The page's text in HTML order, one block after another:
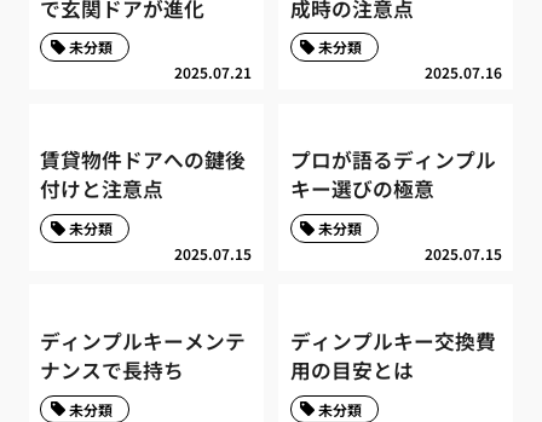
で玄関ドアが進化
2025.07.21
未分類
成時の注意点
2025.07.16
未分類
賃貸物件ドアへの鍵後
付けと注意点
2025.07.15
未分類
プロが語るディンプル
キー選びの極意
2025.07.15
未分類
ディンプルキーメンテ
ナンスで長持ち
未分類
ディンプルキー交換費
用の目安とは
未分類